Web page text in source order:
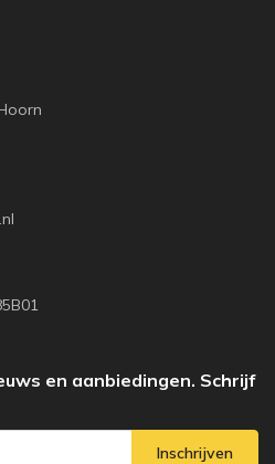
en aanbiedingen. Schrijf
Inschrijven